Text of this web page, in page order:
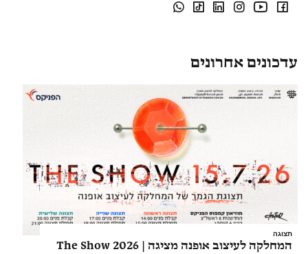
עדכונים אחרונים
תצוגה
המחלקה לעיצוב אופנה מציגה | The Show 2026